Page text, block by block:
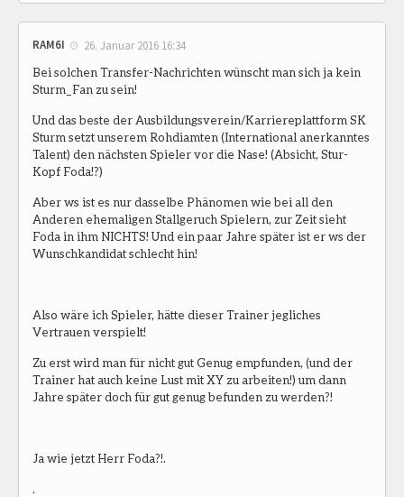
RAM6I 26. Januar 2016 16:34
Bei solchen Transfer-Nachrichten wünscht man sich ja kein
Sturm_Fan zu sein!
Und das beste der Ausbildungsverein/Karriereplattform SK
Sturm setzt unserem Rohdiamten (International anerkanntes
Talent) den nächsten Spieler vor die Nase! (Absicht, Stur-
Kopf Foda!?)
Aber ws ist es nur dasselbe Phänomen wie bei all den
Anderen ehemaligen Stallgeruch Spielern, zur Zeit sieht
Foda in ihm NICHTS! Und ein paar Jahre später ist er ws der
Wunschkandidat schlecht hin!
Also wäre ich Spieler, hätte dieser Trainer jegliches
Vertrauen verspielt!
Zu erst wird man für nicht gut Genug empfunden, (und der
Trainer hat auch keine Lust mit XY zu arbeiten!) um dann
Jahre später doch für gut genug befunden zu werden?!
Ja wie jetzt Herr Foda?!.
.